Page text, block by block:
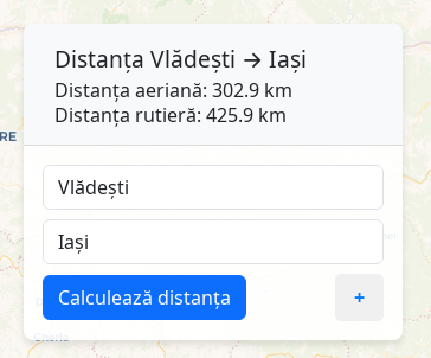
Distanța Vlădești → Iași
Distanța aeriană: 302.9 km
Distanța rutieră: 425.9 km
Calculează distanța +